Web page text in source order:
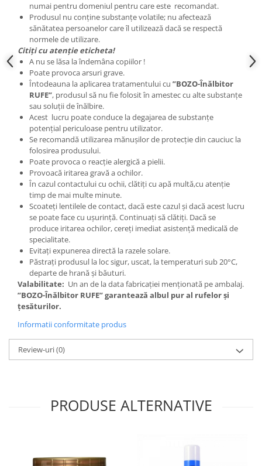
numai pentru domeniul pentru care este recomandat.
Produsul nu conține substanțe volatile; nu afectează
sănătatea persoanelor care îl utilizează dacă se respectă
normele de utilizare.
Citiți cu atenție eticheta!
A nu se lăsa la îndemâna copiilor !
Poate provoca arsuri grave.
Întodeauna la aplicarea tratamentului cu ”BOZO-Înălbitor
RUFE”, produsul să nu fie folosit în amestec cu alte substanțe
sau soluții de înălbire.
Acest lucru poate conduce la degajarea de substanțe
potențial periculoase pentru utilizator.
Se recomandă utilizarea mănușilor de protecție din cauciuc la
folosirea produsului.
Poate provoca o reacție alergică a pielii.
Provoacă iritarea gravă a ochilor.
În cazul contactului cu ochii, clătiți cu apă multă,cu atenție
timp de mai multe minute.
Scoateți lentilele de contact, dacă este cazul și dacă acest lucru
se poate face cu ușurință. Continuați să clătiți. Dacă se
produce iritarea ochilor, cereți imediat asistență medicală de
specialitate.
Evitați expunerea directă la razele solare.
Păstrați produsul la loc sigur, uscat, la temperaturi sub 20°C,
departe de hrană și băuturi.
Valabilitate: Un an de la data fabricației menționată pe ambalaj.
”BOZO-Înălbitor RUFE”garantează albul pur al rufelor și
țesăturilor.
Informatii conformitate produs
Review-uri(0)
PRODUSE ALTERNATIVE